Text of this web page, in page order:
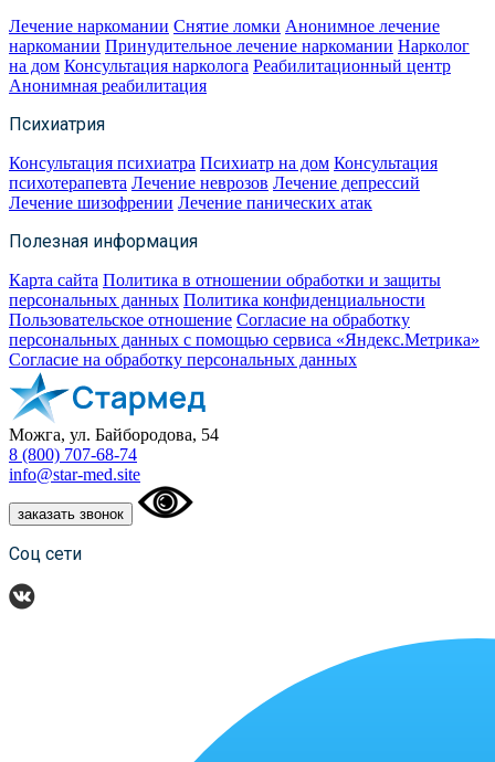
Лечение наркомании Снятие ломки Анонимное лечение
наркомании Принудительное лечение наркомании Нарколог
на дом Консультация нарколога Реабилитационный центр
Анонимная реабилитация
Психиатрия
Консультация психиатра Психиатр на дом Консультация
психотерапевта Лечение неврозов Лечение депрессий
Лечение шизофрении Лечение панических атак
Полезная информация
Карта сайта Политика в отношении обработки и защиты
персональных данных Политика конфиденциальности
Пользовательское отношение Согласие на обработку
персональных данных с помощью сервиса «Яндекс.Метрика»
Согласие на обработку персональных данных
Можга, ул. Байбородова, 54
8 (800) 707-68-74
info@star-med.site
заказать звонок
Соц сети